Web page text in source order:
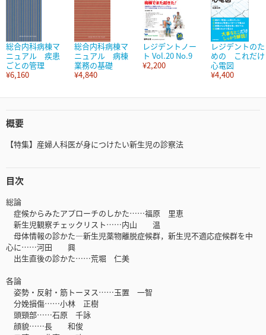
総合内科病棟マ
ニュアル 疾患
ごとの管理
¥6,160
総合内科病棟マ
ニュアル 病棟
業務の基礎
¥4,840
レジデントノー
ト Vol.20 No.9
¥2,200
レジデントのた
めの これだけ
心電図
¥4,400
概要
【特集】産婦人科医が身につけたい新生児の診察法
目次
総論
症候からみたアプローチのしかた……福原 里恵
新生児観察チェックリスト……内山 温
母体情報の診かた―新生児薬物離脱症候群，新生児不適応症候群を中
心に……河田 興
出生直後の診かた……荒堀 仁美
各論
姿勢・反射・筋トーヌス……玉置 一智
分娩損傷……小林 正樹
頭頸部……石原 千詠
顔貌……長 和俊